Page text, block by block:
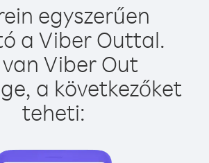
egyszerűen
a Viber Outtal.
Viber Out
a következőket
teheti: